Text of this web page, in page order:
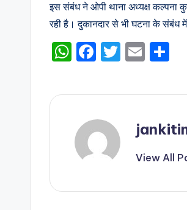
इस संबंध ने ओपी थाना अध्यक्ष कल्पना
रही है। दुकानदार से भी घटना के संबंध
W
a
A
p
F
c
b
o
k
T
it
E
ai
View All